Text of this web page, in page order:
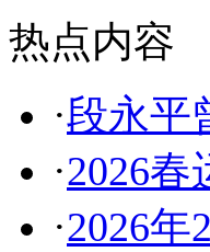
热点内容
·段永平
·2026
·2026